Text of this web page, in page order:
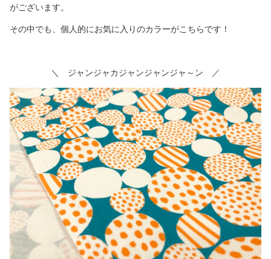
がございます。
その中でも、個人的にお気に入りのカラーがこちらです！
＼ ジャンジャカジャンジャンジャ～ン ／